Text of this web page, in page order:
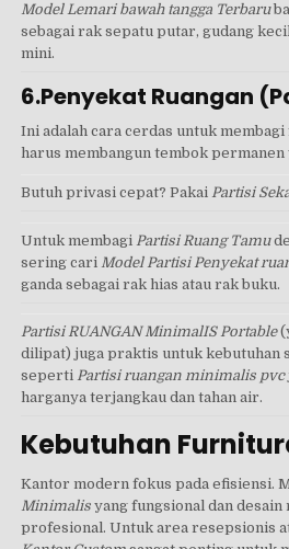
Model Lemari bawah tangga Terbaru
sebagai rak sepatu putar, gudang
mini.
6.Penyekat Ruangan
Ini adalah cara cerdas untuk
harus membangun tembok permanen
Butuh privasi cepat? PakaiPartisi
Untuk membagi Partisi Ruang Tamu
sering cari Model Partisi Penyekat
ganda sebagai rak hias atau rak buku.
Partisi RUANGAN MinimalIS Portable
dilipat) juga praktis untuk kebutuhan
seperti Partisi ruangan minimalis pvc
harganya terjangkau dan tahan air.
Kebutuhan
Kantor modern fokus pada efisiensi.
Minimalis yang fungsional dan
profesional. Untuk area resepsionis